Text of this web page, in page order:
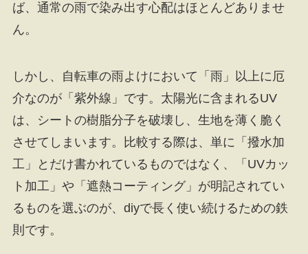
ば、通常の雨で染み出す心配はほとんどありませ
ん。
しかし、自転車の雨よけにおいて「雨」以上に厄
介なのが「紫外線」です。太陽光に含まれるUV
は、シートの樹脂分子を破壊し、生地を薄く脆く
させてしまいます。比較する際は、単に「撥水加
工」とだけ書かれているものではなく、「UVカッ
ト加工」や「遮熱コーティング」が明記されてい
るものを選ぶのが、diyで長く使い続けるための鉄
則です。